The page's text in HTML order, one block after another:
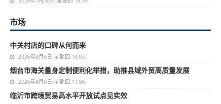
市场
中关村店的口碑从何而来
2026年8月6日 星期四 18:03
烟台市海关量身定制便利化举措，助推县域外贸高质量发展
2026年8月6日 星期四 17:56
临沂市跨境贸易高水平开放试点见实效